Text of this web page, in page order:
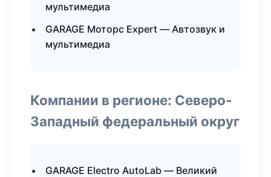
мультимедиа
GARAGE Моторс Expert — Автозвук и
мультимедиа
Компании в регионе: Северо-
Западный федеральный округ
GARAGE Electro AutoLab — Великий